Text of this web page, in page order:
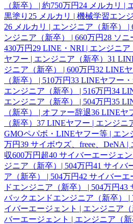
（新卒） | 約750万円 24 メルカリ |
黒塗り 25 メルカリ | 機械学習エン
26 メルカリ | エンジニア（新卒） |
ンジニア（新卒） | 660万円 28 ソニ
430万円 29 LINE・NRI | エンジニア
ヤフー | エンジニア（新卒） 31
ジニア（新卒） | 600万円32 LINE
（新卒） | 510万円33 LINEヤフー
エンジニア（新卒） | 516万円34
エンジニア（新卒） | 504万円35
（新卒） | オファー辞退36 LINEヤ
（新卒） 37 LINEヤフー | エンジニ
GMOペパボ・LINEヤフー等 | エン
万円39 サイボウズ、freee、DeNA
収600万円超40 サイバーエージェ
ジニア（新卒）| 504万円41 サイバ
ア（新卒） | 504万円42 サイバーエ
ドエンジニア（新卒） | 504万円43
バックエンドエンジニア（新卒） |
イバーエージェント | エンジニア（
バーエージェント | エンジニア（新